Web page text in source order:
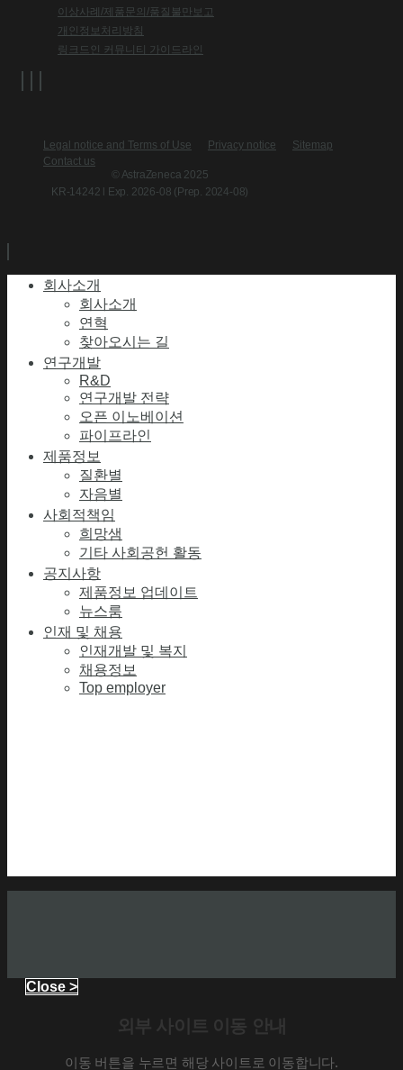
이상사례/제품문의/품질불만보고
개인정보처리방침
링크드인 커뮤니티 가이드라인
Legal notice and Terms of Use Privacy notice
Sitemap
Contact us
© AstraZeneca 2025
KR-14242 l Exp. 2026-08 (Prep. 2024-08)
회사소개
회사소개
연혁
찾아오시는 길
연구개발
R&D
연구개발 전략
오픈 이노베이션
파이프라인
제품정보
질환별
자음별
사회적책임
희망샘
기타 사회공헌 활동
공지사항
제품정보 업데이트
뉴스룸
인재 및 채용
인재개발 및 복지
채용정보
Top employer
Close >
외부 사이트 이동 안내
이동 버튼을 누르면 해당 사이트로 이동합니다.